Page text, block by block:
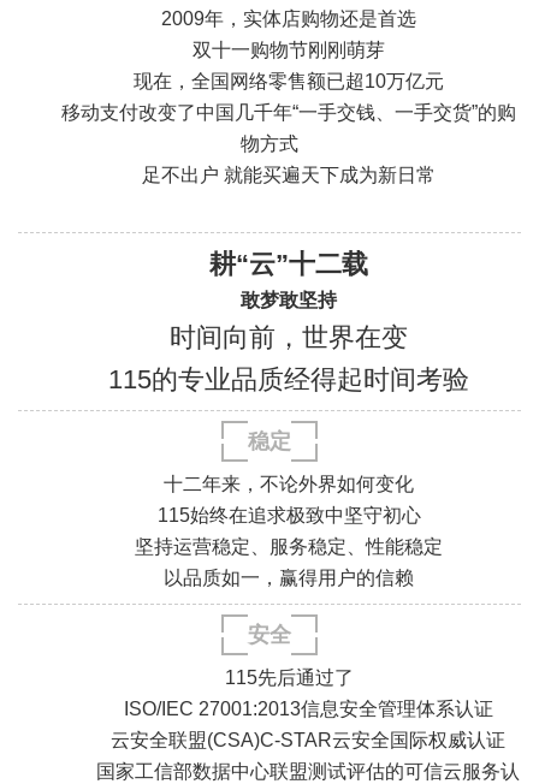
2009年，实体店购物还是首选
双十一购物节刚刚萌芽
现在，全国网络零售额已超10万亿元
移动支付改变了中国几千年“一手交钱、一手交货”的购
物方式
足不出户 就能买遍天下成为新日常
耕“云”十二载
敢梦敢坚持
时间向前，世界在变
115的专业品质经得起时间考验
稳定
.
.
十二年来，不论外界如何变化
115始终在追求极致中坚守初心
坚持运营稳定、服务稳定、性能稳定
以品质如一，赢得用户的信赖
安全
115先后通过了
ISO/IEC 27001:2013信息安全管理体系认证
云安全联盟(CSA)C-STAR云安全国际权威认证
国家工信部数据中心联盟测试评估的可信云服务认